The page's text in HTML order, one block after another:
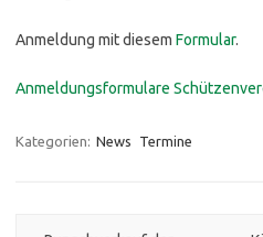
Anmeldung mit diesem Formular.
Anmeldungsformulare
Kategorien: News Termine